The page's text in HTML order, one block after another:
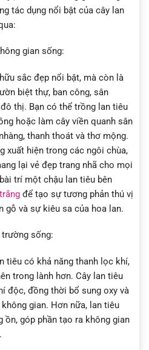
tác dụng nổi bật của cây lan
gian sống:
sắc đẹp nổi bật, mà còn là
biệt thự, ban công, sân
thị. Bạn có thể trồng lan tiêu
hoặc làm cây viền quanh sân
thanh thoát và thơ mộng.
xuất hiện trong các ngôi chùa,
lại vẻ đẹp trang nhã cho mọi
trí một chậu lan tiêu bên
để tạo sự tương phản thú vị
gỗ và sự kiêu sa của hoa lan.
sống:
tiêu có khả năng thanh lọc khí,
trong lành hơn. Cây lan tiêu
độc, đồng thời bổ sung oxy và
gian. Hơn nữa, lan tiêu
góp phần tạo ra không gian